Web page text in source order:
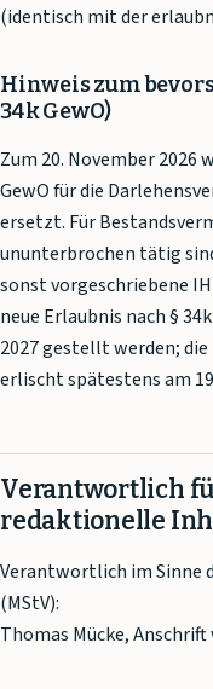
(identisch mit der
Hinweis zum
34k GewO)
Zum 20. November 2026
GewO für die
ersetzt. Für
ununterbrochen tätig
sonst vorgeschriebene
neue Erlaubnis nach §
2027 gestellt werden; die
erlischt spätestens am
Verantwortlich
redaktionelle
Verantwortlich im Sinne
(MStV):
Thomas Mücke, Anschrift